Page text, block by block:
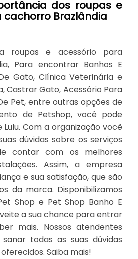
dos roupas e
Brazlândia
roupas e acessório para
Para encontrar Banhos E
Gato, Clínica Veterinária e
Castrar Gato, Acessório Para
Pet, entre outras opções de
de Petshop, você pode
Com a organização você
dúvidas sobre os serviços
contar com os melhores
Assim, a empresa
e sua satisfação, que são
da marca. Disponibilizamos
Shop e Pet Shop Banho E
a sua chance para entrar
mais. Nossos atendentes
todas as suas dúvidas
Saiba mais!